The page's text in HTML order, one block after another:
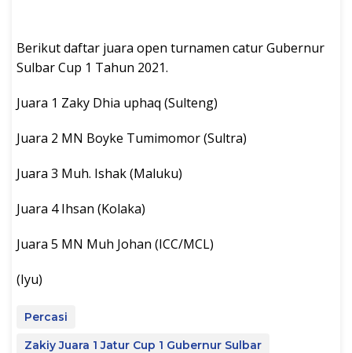
Berikut daftar juara open turnamen catur Gubernur
Sulbar Cup 1 Tahun 2021.
Juara 1 Zaky Dhia uphaq (Sulteng)
Juara 2 MN Boyke Tumimomor (Sultra)
Juara 3 Muh. Ishak (Maluku)
Juara 4 Ihsan (Kolaka)
Juara 5 MN Muh Johan (ICC/MCL)
(Iyu)
Percasi
Zakiy Juara 1 Jatur Cup 1 Gubernur Sulbar